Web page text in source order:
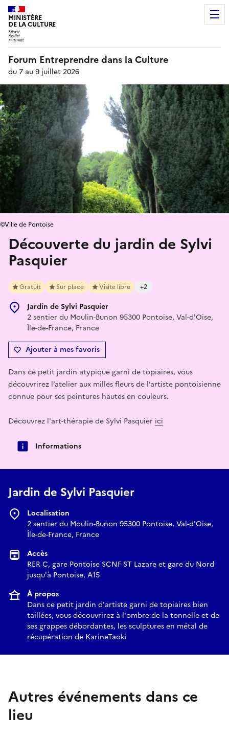
MINISTÈRE
DE LA CULTURE
Forum Entreprendre dans la Culture
du 7 au 9 juillet 2026
Découverte du jardin de Sylvi
Pasquier
Gratuit Sur place Visite libre +2
Jardin de Sylvi Pasquier
2 sentier du Moulin-Bunon 95300 Pontoise, Val-d'Oise,
Île-de-France, France
Ajouter à mes favoris
©Ville de Pontoise
Dans ce petit jardin atypique garni de topiaires, vous
découvrirez l’atelier aux milles fleurs de l’artiste pontoisienne
connue pour ses peintures hautes en couleurs.
Découvrez l'art-thérapie de Sylvi Pasquier ici
Informations
Jardin de Sylvi Pasquier
Localisation
2 sentier du Moulin-Bunon 95300 Pontoise, Val-d'Oise,
Île-de-France, France
Accès
RER C, gare Pontoise SCNF ST Lazare et gare du Nord
jusqu'à Pontoise, A15
À propos
Dans ce petit jardin d'artiste garni de topiaires bien
taillées, vous découvrirez à l'ombre de la tonnelle et de
ses grappes débordantes, les sculptures en métal de
récupération de KarineTaoki
Autres événements dans ce
lieu